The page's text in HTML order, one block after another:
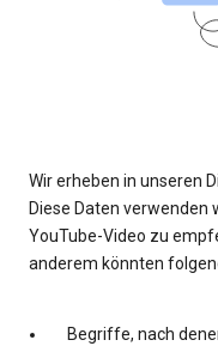
Wir erheben in unseren
Diese Daten verwenden
YouTube-Video zu
anderem könnten
Begriffe, nach